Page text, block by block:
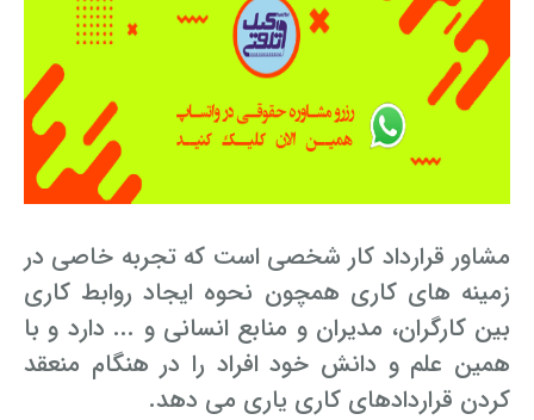
مشاور قرارداد کار شخصی است که تجربه خاصی در
زمینه های کاری همچون نحوه ایجاد روابط کاری
بین کارگران، مدیران و منابع انسانی و ... دارد و با
همین علم و دانش خود افراد را در هنگام منعقد
کردن قراردادهای کاری یاری می دهد.